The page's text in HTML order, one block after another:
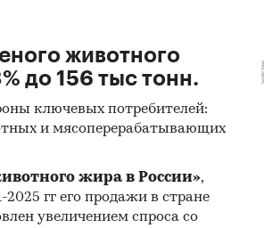
Открытые источники (сайты,
компаний
СМИ
и федеральные СМИ
источники
животного
до 156 тыс тонн.
ключевых потребителей:
и мясоперерабатывающих
жира в России»,
2025 гг его продажи в стране
увеличением спроса со